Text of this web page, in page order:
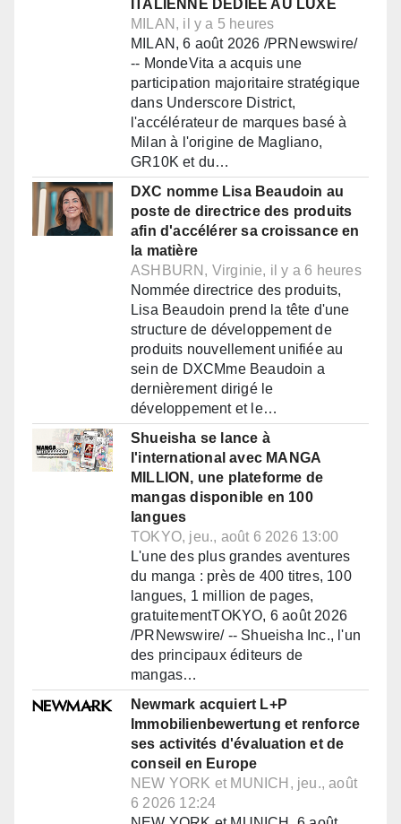
ITALIENNE DÉDIÉE AU LUXE
MILAN, il y a 5 heures
MILAN, 6 août 2026 /PRNewswire/
-- MondeVita a acquis une
participation majoritaire stratégique
dans Underscore District,
l'accélérateur de marques basé à
Milan à l'origine de Magliano,
GR10K et du…
DXC nomme Lisa Beaudoin au
poste de directrice des produits
afin d'accélérer sa croissance en
la matière
ASHBURN, Virginie, il y a 6 heures
Nommée directrice des produits,
Lisa Beaudoin prend la tête d'une
structure de développement de
produits nouvellement unifiée au
sein de DXCMme Beaudoin a
dernièrement dirigé le
développement et le…
Shueisha se lance à
l'international avec MANGA
MILLION, une plateforme de
mangas disponible en 100
langues
TOKYO, jeu., août 6 2026 13:00
L'une des plus grandes aventures
du manga : près de 400 titres, 100
langues, 1 million de pages,
gratuitementTOKYO, 6 août 2026
/PRNewswire/ -- Shueisha Inc., l'un
des principaux éditeurs de
mangas…
Newmark acquiert L+P
Immobilienbewertung et renforce
ses activités d'évaluation et de
conseil en Europe
NEW YORK et MUNICH, jeu., août
6 2026 12:24